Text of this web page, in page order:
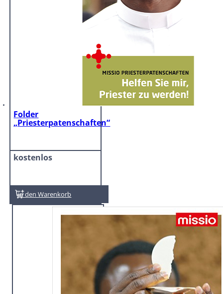
Folder
„Priesterpatenschaften“
kostenlos
In den Warenkorb